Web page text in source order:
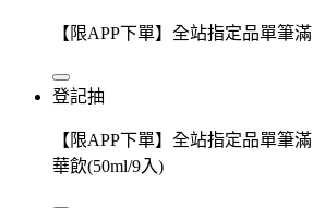
【限APP下單】全站指定品單筆
登記抽
【限APP下單】全站指定品單筆
華飲(50ml/9入)